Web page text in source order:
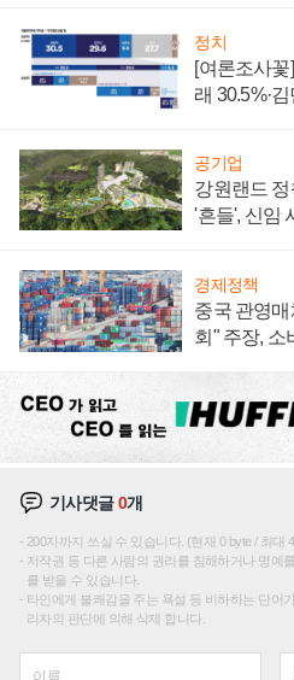
정치
[여론조사
래 30.5%·
공기업
강원랜드
'흔들', 신임
경제정책
중국 관영매
회" 주장, 소
기사댓글0개
200자까지 쓰실 수 있습니다. (현재 0 byte / 최대
저작권 등 다른 사람의 권리를 침해하거나 명예
를 받을 수 있습니다.
타인에게 불쾌감을 주는 욕설 등 비하하는 단어
리자의 판단에 의해 삭제 합니다.